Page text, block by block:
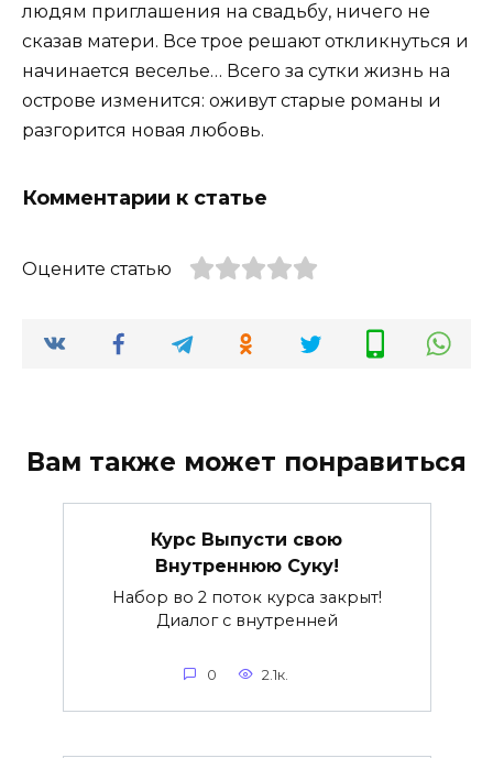
людям приглашения на свадьбу, ничего не
сказав матери. Все трое решают откликнуться и
начинается веселье… Всего за сутки жизнь на
острове изменится: оживут старые романы и
разгорится новая любовь.
Комментарии к статье
Оцените статью
Вам также может понравиться
Курс Выпусти свою
Внутреннюю Суку!
Набор во 2 поток курса закрыт!
Диалог с внутренней
0 2.1к.